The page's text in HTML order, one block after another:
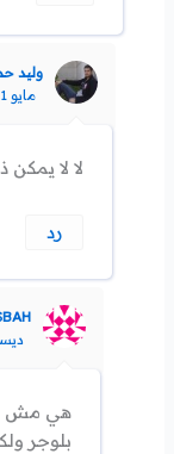
وليد
مايو 21, 2016 الساعة 11:46 ص
لا لا
رد
ديسمبر 15,
هي مش
بلوجر